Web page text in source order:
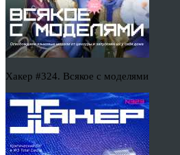
Хакер #324. Всякое с моделями